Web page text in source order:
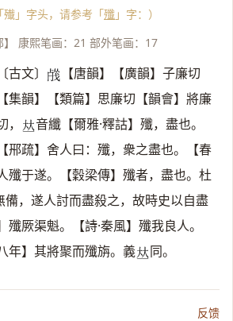
殱」字头，请参考「殲 」字：）
】 康熙笔画：21 部外笔画：17
〔古文〕 𣨦
【唐韻】【廣韻】子廉切
【集韻】【類篇】思廉切【韻會】將廉
， 𠀤音纖【爾雅·釋詁】殲，盡也。
【郉疏】舍人曰：殲，衆之盡也。【春
殲于遂。【穀梁傳】殲者，盡也。杜
備，遂人討而盡殺之，故時史以自盡
殲厥渠魁。【詩·秦風】殲我良人。
年】其將聚而殲旃。義𠀤同。
反馈